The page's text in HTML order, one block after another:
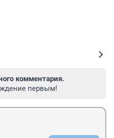
комментария.
первым!